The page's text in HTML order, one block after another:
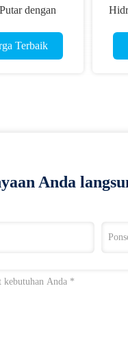
dengan
Terbaik
Anda